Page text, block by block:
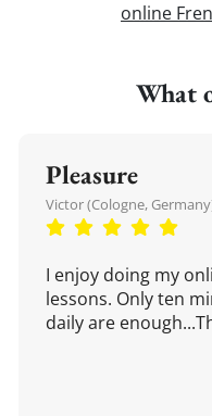
online
What
Pleasure
Victor (Cologne,
I enjoy doing my
lessons. Only ten
daily are